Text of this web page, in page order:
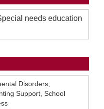
needs education
Disorders,
Support, School